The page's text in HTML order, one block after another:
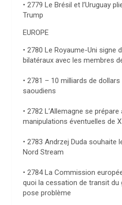
• 2779 Le Brésil et l’Uruguay
Trump
EUROPE
• 2780 Le Royaume-Uni signe
bilatéraux avec les membres de
• 2781 – 10 milliards de
saoudiens
• 2782 L’Allemagne se
manipulations éventuelles de X
• 2783 Andrzej Duda souhaite
Nord Stream
• 2784 La Commission
quoi la cessation de transit du
pose problème